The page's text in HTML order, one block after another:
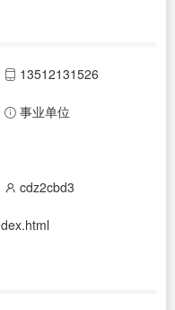
13512131526
事业单位
cdz2cbd3